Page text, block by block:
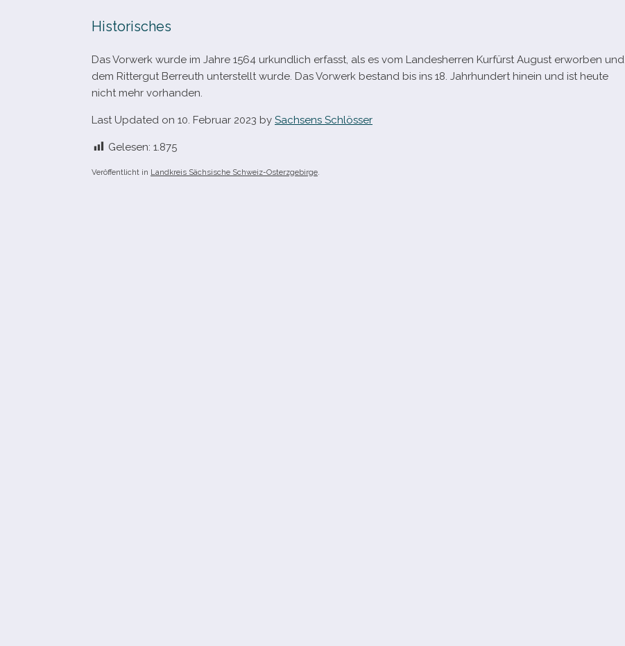
Historisches
Das Vorwerk wurde im Jahre 1564 urkund­lich erfasst, als es vom Landesherren Kurfürst August erwor­ben und
dem Rittergut Berreuth unter­stellt wurde. Das Vorwerk bestand bis ins 18. Jahrhundert hin­ein und ist heute
nicht mehr vorhanden.
Last Updated on 10. Februar 2023 by Sachsens Schlösser
Gelesen: 1.875
Veröffentlicht in Landkreis Sächsische Schweiz-Osterzgebirge